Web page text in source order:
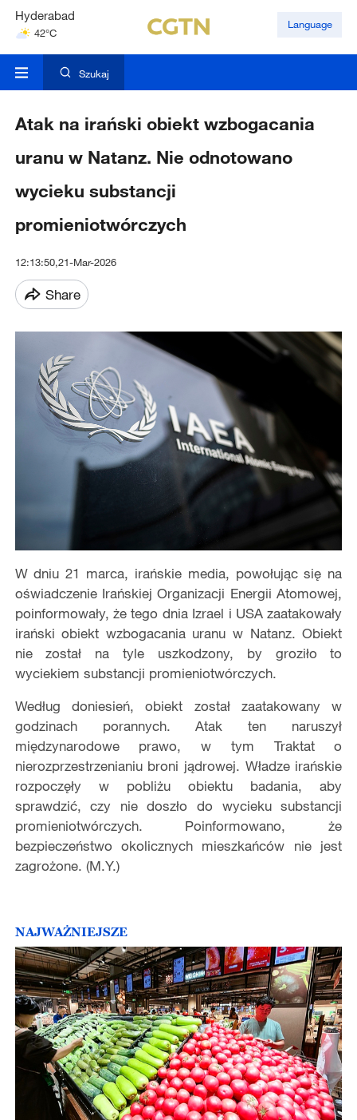
Hyderabad
42°C
Mumbai
Language
Szukaj
Atak na irański obiekt wzbogacania
uranu w Natanz. Nie odnotowano
wycieku substancji
promieniotwórczych
12:13:50,21-Mar-2026
Share
W dniu 21 marca, irańskie media, powołując się na
oświadczenie Irańskiej Organizacji Energii Atomowej,
poinformowały, że tego dnia Izrael i USA zaatakowały
irański obiekt wzbogacania uranu w Natanz. Obiekt
nie został na tyle uszkodzony, by groziło to
wyciekiem substancji promieniotwórczych.
Według doniesień, obiekt został zaatakowany w
godzinach porannych. Atak ten naruszył
międzynarodowe prawo, w tym Traktat o
nierozprzestrzenianiu broni jądrowej. Władze irańskie
rozpoczęły w pobliżu obiektu badania, aby
sprawdzić, czy nie doszło do wycieku substancji
promieniotwórczych. Poinformowano, że
bezpieczeństwo okolicznych mieszkańców nie jest
zagrożone. (M.Y.)
NAJWAŻNIEJSZE